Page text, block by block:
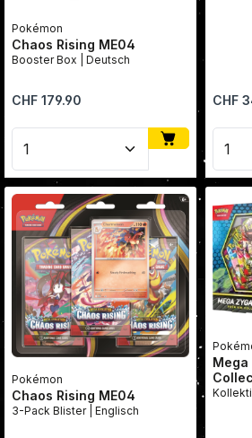
Pokémon
Chaos Rising ME04
Booster Box | Deutsch
Regulärer Preis:
CHF 179.90
Produkt Anzahl: Gib den
CHF
Pokémon
Chaos Rising ME04
3-Pack Blister | Englisch
Mega